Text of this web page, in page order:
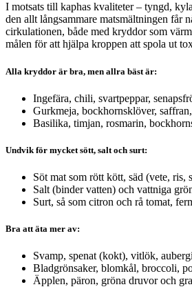
I motsats till kaphas kvaliteter – tyngd,
den allt långsammare matsmältningen får
cirkulationen, både med kryddor som
målen för att hjälpa kroppen att spola ut
Alla kryddor är bra, men allra bäst är:
Ingefära, chili, svartpeppar,
Gurkmeja, bockhornsklöver,
Basilika, timjan, rosmarin,
Undvik för mycket sött, salt och surt:
Söt mat som rött kött, säd (vete,
Salt (binder vatten) och vattniga
Surt, så som citron och rå tomat,
Bra att äta mer av:
Svamp, spenat (kokt), vitlök,
Bladgrönsaker, blomkål, broccoli,
Äpplen, päron, gröna druvor och